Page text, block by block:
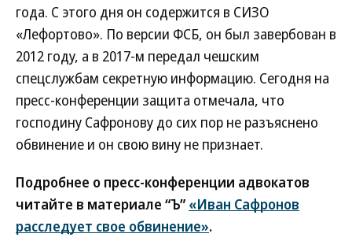
года. С этого дня он содержится в СИЗО
«Лефортово». По версии ФСБ, он был завербован в
2012 году, а в 2017-м передал чешским
спецслужбам секретную информацию. Сегодня на
пресс-конференции защита отмечала, что
господину Сафронову до сих пор не разъяснено
обвинение и он свою вину не признает.
Подробнее о пресс-конференции адвокатов
читайте в материале “Ъ” «Иван Сафронов
расследует свое обвинение».